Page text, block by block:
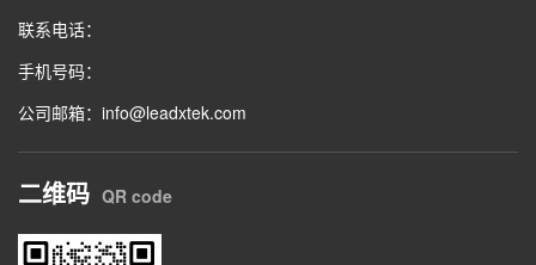
联系电话：
手机号码：
公司邮箱：info@leadxtek.com
二维码 QR code